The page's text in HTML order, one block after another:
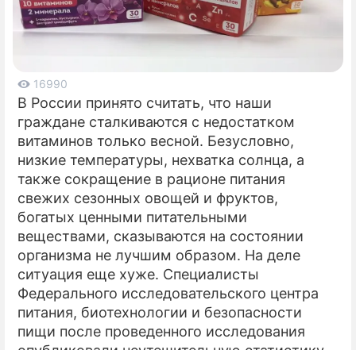
СТИЛЬ ЖИЗНИ
СЕРИАЛЫ
ПРЕСС-РЕЛИЗЫ
О ПРОЕКТЕ
16990
В России принято считать, что наши
граждане сталкиваются с недостатком
витаминов только весной. Безусловно,
низкие температуры, нехватка солнца, а
также сокращение в рационе питания
свежих сезонных овощей и фруктов,
богатых ценными питательными
веществами, сказываются на состоянии
организма не лучшим образом. На деле
ситуация еще хуже. Специалисты
Федерального исследовательского центра
питания, биотехнологии и безопасности
пищи после проведенного исследования